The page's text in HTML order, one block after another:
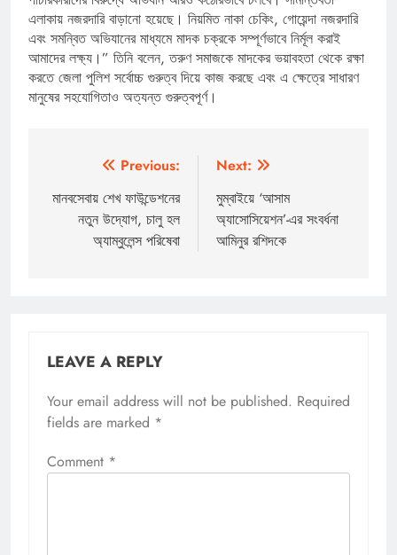
এলাকায় নজরদারি বাড়ানো হয়েছে। নিয়মিত নাকা চেকিং, গোয়েন্দা নজরদারি
এবং সমন্বিত অভিযানের মাধ্যমে মাদক চক্রকে সম্পূর্ণভাবে নির্মূল করাই
আমাদের লক্ষ্য।” তিনি বলেন, তরুণ সমাজকে মাদকের ভয়াবহতা থেকে রক্ষা
করতে জেলা পুলিশ সর্বোচ্চ গুরুত্ব দিয়ে কাজ করছে এবং এ ক্ষেত্রে সাধারণ
মানুষের সহযোগিতাও অত্যন্ত গুরুত্বপূর্ণ।
navigation
Previous:
মানবসেবায় শেখ ফাউন্ডেশনের
নতুন উদ্যোগ, চালু হল
অ্যাম্বুলেন্স পরিষেবা
Next:
মুম্বাইয়ে ‘আসাম
অ্যাসোসিয়েশন’-এর সংবর্ধনা
আমিনুর রশিদকে
LEAVE A REPLY
Your email address will not be published. Required
fields are marked *
Comment *